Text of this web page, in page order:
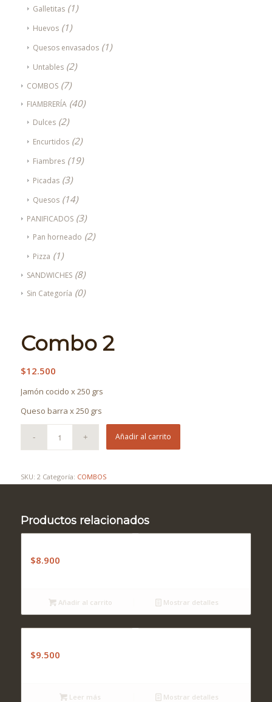
Galletitas (1)
Huevos (1)
Quesos envasados (1)
Untables (2)
COMBOS (7)
FIAMBRERÍA (40)
Dulces (2)
Encurtidos (2)
Fiambres (19)
Picadas (3)
Quesos (14)
PANIFICADOS (3)
Pan horneado (2)
Pizza (1)
SANDWICHES (8)
Sin Categoría (0)
Combo 2
$12.500
Jamón cocido x 250 grs
Queso barra x 250 grs
Añadir al carrito
SKU: 2 Categoría: COMBOS
Productos relacionados
$8.900
Añadir al carrito Mostrar detalles
$9.500
Leer más Mostrar detalles